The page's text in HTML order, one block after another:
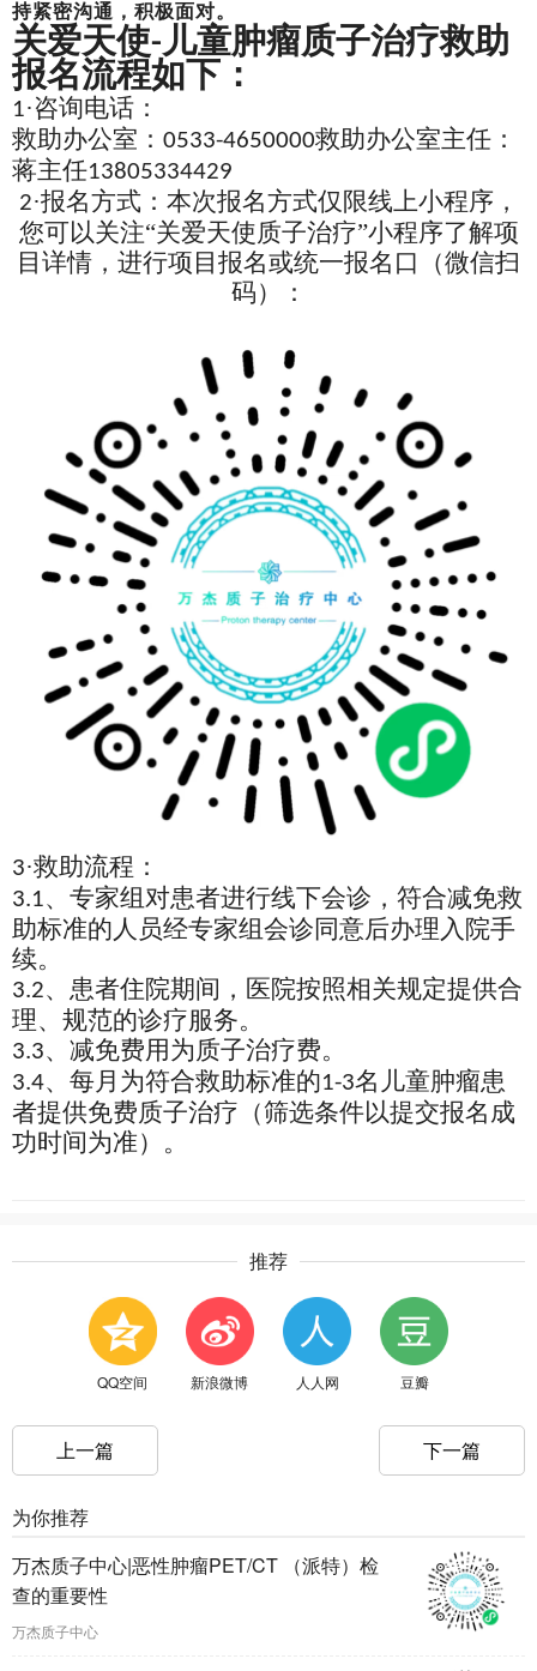
持紧密沟通，积极面对。
关爱天使- 儿童肿瘤质子治疗救助
报名流程如下：
1·咨询电话：
救助办公室： 0533-4650000救助办公室主任：
蒋主任13805334429
2·报名方式：本次报名方式仅限线上小程序，
您可以关注“关爱天使质子治疗”小程序了解项
目详情，进行项目报名或统一报名口（微信扫
码）：
3·救助流程：
3.1、专家组对患者进行线下会诊，符合减免救
助标准的人员经专家组会诊同意后办理入院手
续。
3.2、患者住院期间，医院按照相关规定提供合
理、规范的诊疗服务。
3.3、减免费用为质子治疗费。
3.4、每月为符合救助标准的1-3名儿童肿瘤患
者提供免费质子治疗（筛选条件以提交报名成
功时间为准）。
推荐
QQ空间 新浪微博 人人网 豆瓣
上一篇 下一篇
为你推荐
万杰质子中心|恶性肿瘤PET/CT （派特）检
查的重要性
万杰质子中心